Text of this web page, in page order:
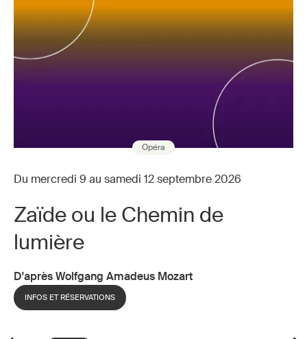
Opéra
Du mercredi 9 au samedi 12 septembre 2026
Zaïde ou le Chemin de
lumière
D'après Wolfgang Amadeus Mozart
INFOS ET RÉSERVATIONS